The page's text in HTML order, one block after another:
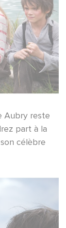
Aubry reste
part à la
célèbre